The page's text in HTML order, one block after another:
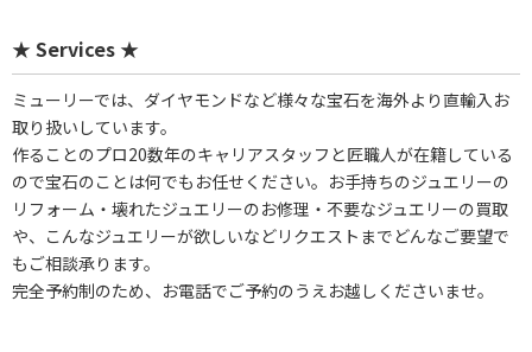
★ Services ★
ミューリーでは、ダイヤモンドなど様々な宝石を海外より直輸入お
取り扱いしています。
作ることのプロ20数年のキャリアスタッフと匠職人が在籍している
ので宝石のことは何でもお任せください。お手持ちのジュエリーの
リフォーム・壊れたジュエリーのお修理・不要なジュエリーの買取
や、こんなジュエリーが欲しいなどリクエストまでどんなご要望で
もご相談承ります。
完全予約制のため、お電話でご予約のうえお越しくださいませ。